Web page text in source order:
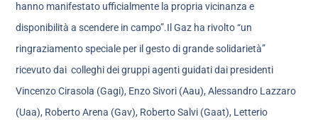
hanno manifestato ufficialmente la propria vicinanza e
disponibilità a scendere in campo”.Il Gaz ha rivolto “un
ringraziamento speciale per il gesto di grande solidarietà”
ricevuto dai colleghi dei gruppi agenti guidati dai presidenti
Vincenzo Cirasola (Gagi), Enzo Sivori (Aau), Alessandro Lazzaro
(Uaa), Roberto Arena (Gav), Roberto Salvi (Gaat), Letterio